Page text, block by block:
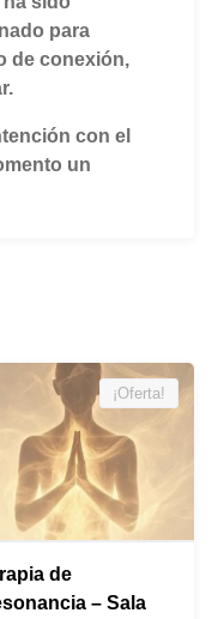
para
de conexión,
con el
un
¡Oferta!
de
– Sala